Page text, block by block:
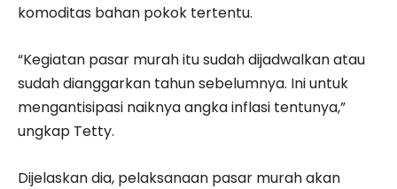
komoditas bahan pokok tertentu.
“Kegiatan pasar murah itu sudah dijadwalkan atau
sudah dianggarkan tahun sebelumnya. Ini untuk
mengantisipasi naiknya angka inflasi tentunya,”
ungkap Tetty.
Dijelaskan dia, pelaksanaan pasar murah akan